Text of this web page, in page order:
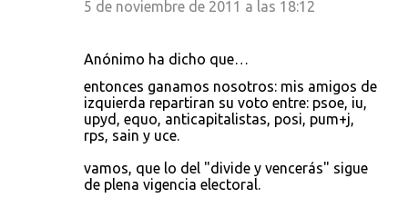
5 de noviembre de 2011 a las 18:12
Anónimo ha dicho que…
entonces ganamos nosotros: mis amigos de
izquierda repartiran su voto entre: psoe, iu,
upyd, equo, anticapitalistas, posi, pum+j,
rps, sain y uce.
vamos, que lo del "divide y vencerás" sigue
de plena vigencia electoral.